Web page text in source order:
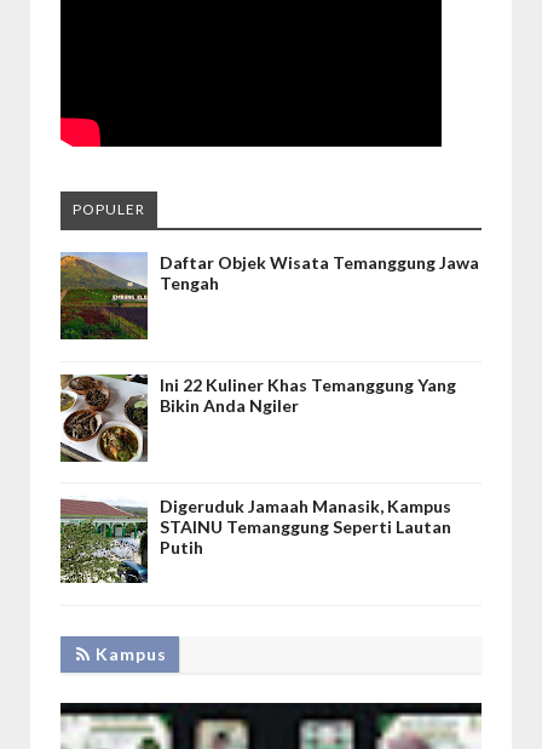
POPULER
Daftar Objek Wisata Temanggung Jawa
Tengah
Ini 22 Kuliner Khas Temanggung Yang
Bikin Anda Ngiler
Digeruduk Jamaah Manasik, Kampus
STAINU Temanggung Seperti Lautan
Putih
Kampus